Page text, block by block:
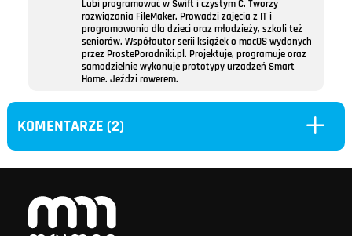
Lubi programować w Swift i czystym C. Tworzy
rozwiązania FileMaker. Prowadzi zajęcia z IT i
programowania dla dzieci oraz młodzieży, szkoli też
seniorów. Współautor serii książek o macOS wydanych
przez ProstePoradniki.pl. Projektuje, programuje oraz
samodzielnie wykonuje prototypy urządzeń Smart
Home. Jeździ rowerem.
KOMENTARZE (2) L